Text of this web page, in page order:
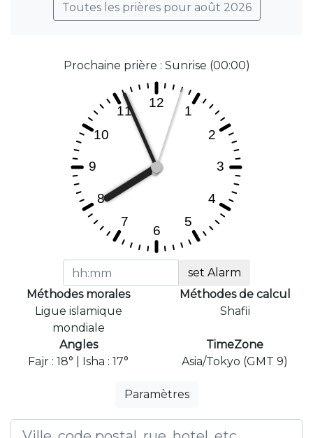
Toutes les prières pour août 2026
Prochaine prière : Sunrise (00:00)
set Alarm
Méthodes morales
Ligue islamique
mondiale
Méthodes de calcul
Shafii
Angles
Fajr : 18° | Isha : 17°
TimeZone
Asia/Tokyo (GMT 9)
Paramètres